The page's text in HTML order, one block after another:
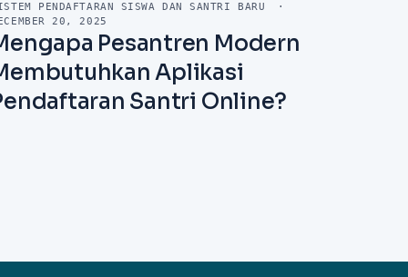
PENDAFTARAN SISWA DAN SANTRI BARU
·
20, 2025
Pesantren Modern
Aplikasi
Santri Online?